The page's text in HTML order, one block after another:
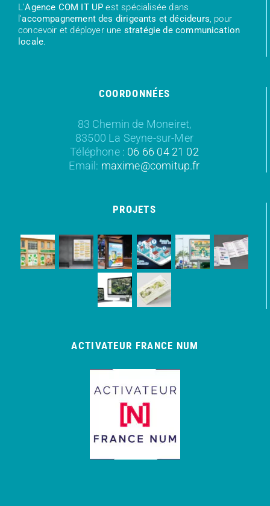
L’Agence COM IT UP est spécialisée dans
l’accompagnement des dirigeants et décideurs, pour
concevoir et déployer une stratégie de communication
locale.
COORDONNÉES
83 Chemin de Moneiret,
83500 La Seyne-sur-Mer
Téléphone : 06 66 04 21 02
Email: maxime@comitup.fr
PROJETS
ACTIVATEUR FRANCE NUM